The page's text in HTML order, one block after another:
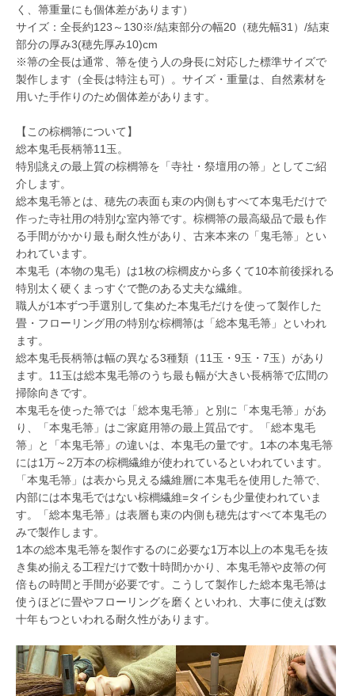
く、箒重量にも個体差があります）
サイズ：全長約123～130※/結束部分の幅20（穂先幅31）/結束
部分の厚み3(穂先厚み10)cm
※箒の全長は通常、箒を使う人の身長に対応した標準サイズで
製作します（全長は特注も可）。サイズ・重量は、自然素材を
用いた手作りのため個体差があります。
【この棕櫚箒について】
総本鬼毛長柄箒11玉。
特別誂えの最上質の棕櫚箒を「寺社・祭壇用の箒」としてご紹
介します。
総本鬼毛箒とは、穂先の表面も束の内側もすべて本鬼毛だけで
作った寺社用の特別な室内箒です。棕櫚箒の最高級品で最も作
る手間がかかり最も耐久性があり、古来本来の「鬼毛箒」とい
われています。
本鬼毛（本物の鬼毛）は1枚の棕櫚皮から多くて10本前後採れる
特別太く硬くまっすぐで艶のある丈夫な繊維。
職人が1本ずつ手選別して集めた本鬼毛だけを使って製作した
畳・フローリング用の特別な棕櫚箒は「総本鬼毛箒」といわれ
ます。
総本鬼毛長柄箒は幅の異なる3種類（11玉・9玉・7玉）があり
ます。11玉は総本鬼毛箒のうち最も幅が大きい長柄箒で広間の
掃除向きです。
本鬼毛を使った箒では「総本鬼毛箒」と別に「本鬼毛箒」があ
り、「本鬼毛箒」はご家庭用箒の最上質品です。「総本鬼毛
箒」と「本鬼毛箒」の違いは、本鬼毛の量です。1本の本鬼毛箒
には1万～2万本の棕櫚繊維が使われているといわれています。
「本鬼毛箒」は表から見える繊維層に本鬼毛を使用した箒で、
内部には本鬼毛ではない棕櫚繊維=タイシも少量使われていま
す。「総本鬼毛箒」は表層も束の内側も穂先はすべて本鬼毛の
みで製作します。
1本の総本鬼毛箒を製作するのに必要な1万本以上の本鬼毛を抜
き集め揃える工程だけで数十時間かかり、本鬼毛箒や皮箒の何
倍もの時間と手間が必要です。こうして製作した総本鬼毛箒は
使うほどに畳やフローリングを磨くといわれ、大事に使えば数
十年もつといわれる耐久性があります。